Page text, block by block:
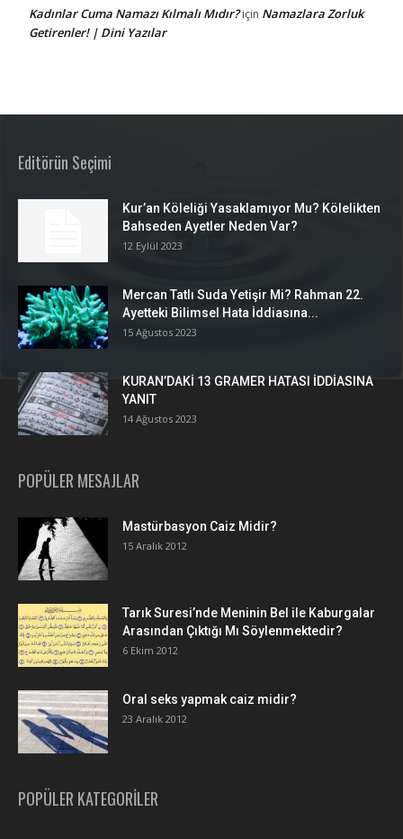
Kadınlar Cuma Namazı Kılmalı Mıdır?için Namazlara Zorluk
Getirenler! | Dini Yazılar
Editörün Seçimi
Kur’an Köleliği Yasaklamıyor Mu? Kölelikten
Bahseden Ayetler Neden Var?
12 Eylül 2023
Mercan Tatlı Suda Yetişir Mi? Rahman 22.
Ayetteki Bilimsel Hata İddiasına...
15 Ağustos 2023
KURAN’DAKİ 13 GRAMER HATASI İDDİASINA
YANIT
14 Ağustos 2023
POPÜLER MESAJLAR
Mastürbasyon Caiz Midir?
15 Aralık 2012
Tarık Suresi’nde Meninin Bel ile Kaburgalar
Arasından Çıktığı Mı Söylenmektedir?
6 Ekim 2012
Oral seks yapmak caiz midir?
23 Aralık 2012
POPÜLER KATEGORİLER